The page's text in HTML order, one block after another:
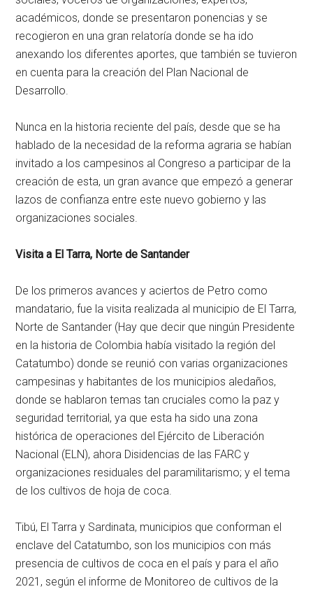
académicos, donde se presentaron ponencias y se
recogieron en una gran relatoría donde se ha ido
anexando los diferentes aportes, que también se tuvieron
en cuenta para la creación del Plan Nacional de
Desarrollo.
Nunca en la historia reciente del país, desde que se ha
hablado de la necesidad de la reforma agraria se habían
invitado a los campesinos al Congreso a participar de la
creación de esta, un gran avance que empezó a generar
lazos de confianza entre este nuevo gobierno y las
organizaciones sociales.
Visita a El Tarra, Norte de Santander
De los primeros avances y aciertos de Petro como
mandatario, fue la visita realizada al municipio de El Tarra,
Norte de Santander (Hay que decir que ningún Presidente
en la historia de Colombia había visitado la región del
Catatumbo) donde se reunió con varias organizaciones
campesinas y habitantes de los municipios aledaños,
donde se hablaron temas tan cruciales como la paz y
seguridad territorial, ya que esta ha sido una zona
histórica de operaciones del Ejército de Liberación
Nacional (ELN), ahora Disidencias de las FARC y
organizaciones residuales del paramilitarismo; y el tema
de los cultivos de hoja de coca.
Tibú, El Tarra y Sardinata, municipios que conforman el
enclave del Catatumbo, son los municipios con más
presencia de cultivos de coca en el país y para el año
2021, según el informe de Monitoreo de cultivos de la